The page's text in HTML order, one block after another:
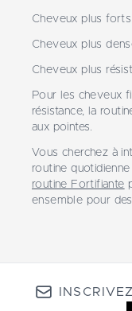
Cheveux plus forts
Cheveux plus
Cheveux plus
Pour les cheveux
résistance, la
aux pointes.
Vous cherchez à
routine
routine Fortifiante
ensemble pour